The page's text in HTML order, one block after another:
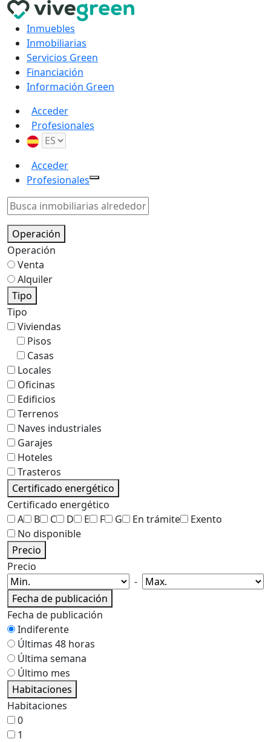
Inmuebles
Inmobiliarias
Servicios Green
Financiación
Información Green
Acceder
Profesionales
Acceder
Profesionales
Operación
Operación
Venta
Alquiler
Tipo
Tipo
Viviendas
Pisos
Casas
Locales
Oficinas
Edificios
Terrenos
Naves industriales
Garajes
Hoteles
Trasteros
Certificado energético
Certificado energético
A
B C D E F G En trámite
Exento
No disponible
Precio
Precio
-
Fecha de publicación
Fecha de publicación
Indiferente
Últimas 48 horas
Última semana
Último mes
Habitaciones
Habitaciones
0
1